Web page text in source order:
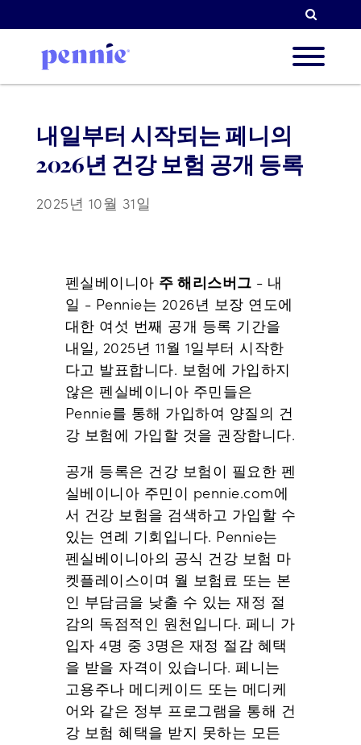
내일부터 시작되는 페니의
2026년 건강 보험 공개 등록
2025년 10월 31일
펜실베이니아 주 해리스버그 - 내
일 - Pennie는 2026년 보장 연도에
대한 여섯 번째 공개 등록 기간을
내일, 2025년 11월 1일부터 시작한
다고 발표합니다. 보험에 가입하지
않은 펜실베이니아 주민들은
Pennie를 통해 가입하여 양질의 건
강 보험에 가입할 것을 권장합니다.
공개 등록은 건강 보험이 필요한 펜
실베이니아 주민이 pennie.com에
서 건강 보험을 검색하고 가입할 수
있는 연례 기회입니다. Pennie는
펜실베이니아의 공식 건강 보험 마
켓플레이스이며 월 보험료 또는 본
인 부담금을 낮출 수 있는 재정 절
감의 독점적인 원천입니다. 페니 가
입자 4명 중 3명은 재정 절감 혜택
을 받을 자격이 있습니다. 페니는
고용주나 메디케이드 또는 메디케
어와 같은 정부 프로그램을 통해 건
강 보험 혜택을 받지 못하는 모든